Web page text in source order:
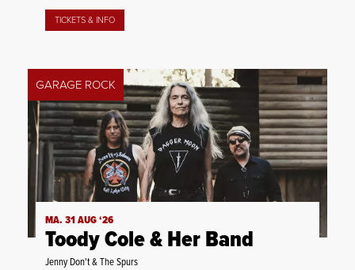
TICKETS & INFO
GARAGE ROCK
MA. 31 AUG ‘26
Toody Cole & Her Band
Jenny Don't & The Spurs